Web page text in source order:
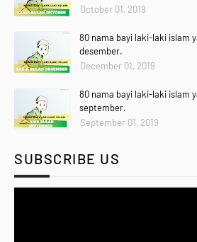
October 01, 2019
80 nama bayi laki-laki islam
desember.
December 01, 2019
80 nama bayi laki-laki islam
september.
September 01, 2019
SUBSCRIBE US